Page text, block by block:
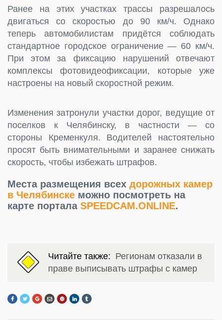
Ранее на этих участках трассы разрешалось
двигаться со скоростью до 90 км/ч. Однако
теперь автомобилистам придётся соблюдать
стандартное городское ограничение — 60 км/ч.
При этом за фиксацию нарушений отвечают
комплексы фотовидеофиксации, которые уже
настроены на новый скоростной режим.
Изменения затронули участки дорог, ведущие от
поселков к Челябинску, в частности — со
стороны Кременкуля. Водителей настоятельно
просят быть внимательными и заранее снижать
скорость, чтобы избежать штрафов.
Места размещения всех дорожных камер
в Челябинске можно посмотреть на
карте портала SPEEDCAM.ONLINE.
Читайте также: Регионам отказали в
праве выписывать штрафы с камер